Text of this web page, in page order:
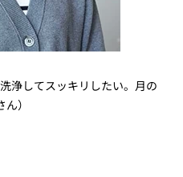
浄してスッキリしたい。月の
）